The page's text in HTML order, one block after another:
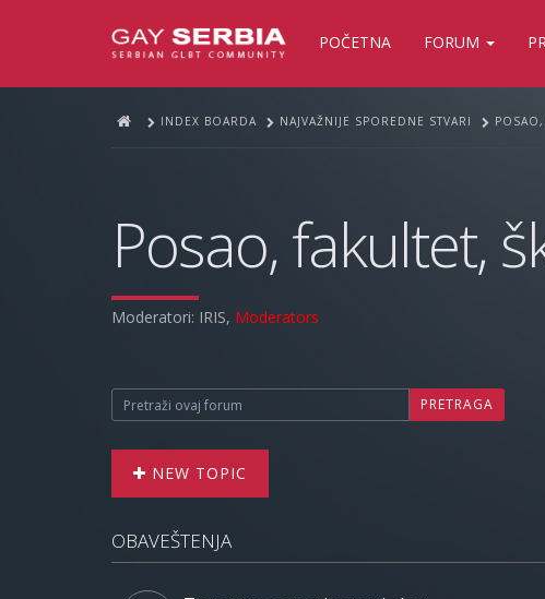
POČETNA FORUM
INDEX BOARDA NAJVAŽNIJE SPOREDNE STVARI
Posao, fakultet,
Moderatori: IRIS, Moderators
PRETRAGA
NEW TOPIC
OBAVEŠTENJA